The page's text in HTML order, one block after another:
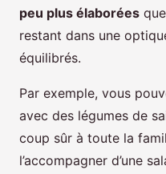
peu plus élaborées
restant dans une
équilibrés.
Par exemple, vous
avec des légumes de
coup sûr à toute la
l’accompagner d’une